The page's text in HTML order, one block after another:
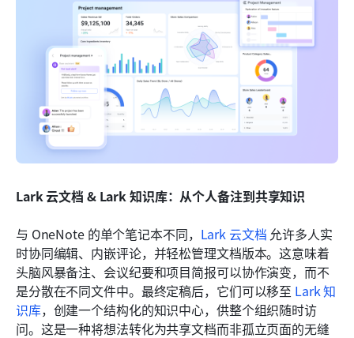
Lark 云文档 & Lark 知识库：从个人备注到共享知识
与 OneNote 的单个笔记本不同， Lark 云文档 允许多人实
时协同编辑、内嵌评论，并轻松管理文档版本。这意味着
头脑风暴备注、会议纪要和项目简报可以协作演变，而不
是分散在不同文件中。最终定稿后，它们可以移至 Lark 知
识库，创建一个结构化的知识中心，供整个组织随时访
问。这是一种将想法转化为共享文档而非孤立页面的无缝